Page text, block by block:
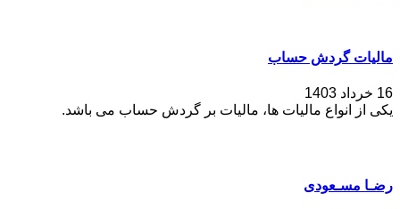
مالیات گردش حساب
16 خرداد 1403
یکی از انواع مالیات ها، مالیات بر گردش حساب می باشد.
رضـا مسـعودی